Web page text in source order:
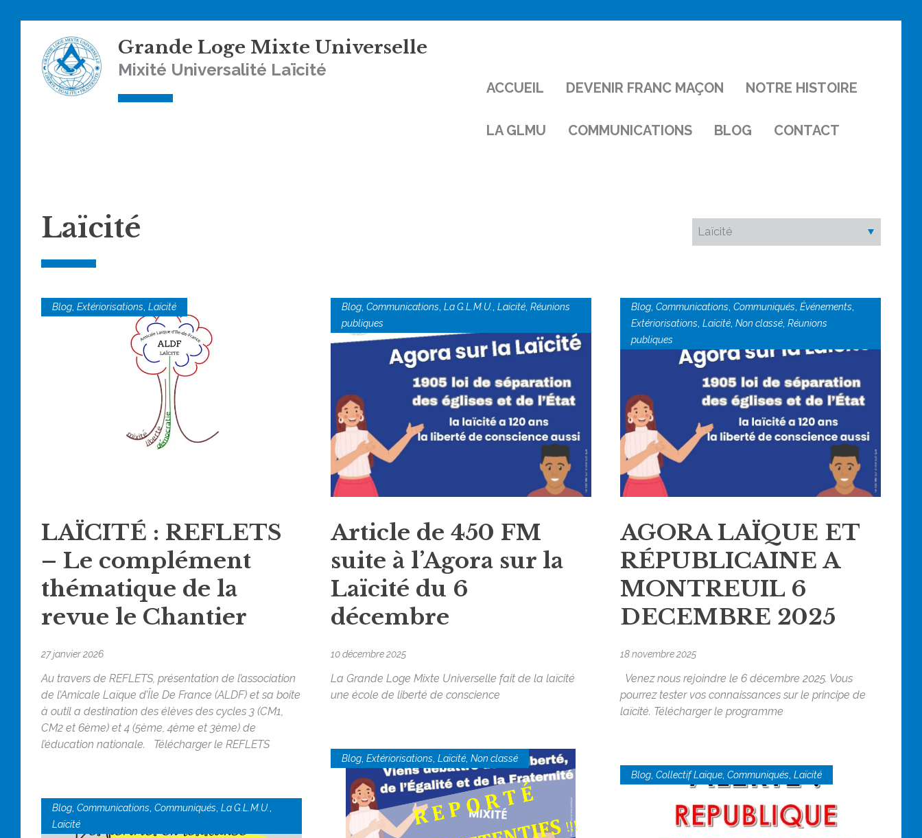
content
Grande Loge Mixte Universelle
Mixité Universalité Laïcité
ACCUEIL DEVENIR FRANC MAÇON NOTRE HISTOIRE
LA GLMU COMMUNICATIONS BLOG CONTACT
Laïcité
Blog, Extériorisations, Laïcité
LAÏCITÉ : REFLETS
– Le complément
thématique de la
revue le Chantier
27 janvier 2026
Au travers de REFLETS, présentation de l’association
de l’Amicale Laïque d’Île De France (ALDF) et sa boite
à outil a destination des élèves des cycles 3 (CM1,
CM2 et 6ème) et 4 (5ème, 4ème et 3ème) de
l’éducation nationale. Télécharger le REFLETS
Blog, Communications, La G.L.M.U., Laïcité, Réunions
publiques
Article de 450 FM
suite à l’Agora sur la
Laïcité du 6
décembre
10 décembre 2025
La Grande Loge Mixte Universelle fait de la laïcité
une école de liberté de conscience
Blog, Communications, Communiqués, Événements,
Extériorisations, Laïcité, Non classé, Réunions
publiques
AGORA LAÏQUE ET
RÉPUBLICAINE A
MONTREUIL 6
DECEMBRE 2025
18 novembre 2025
Venez nous rejoindre le 6 décembre 2025. Vous
pourrez tester vos connaissances sur le principe de
laïcité. Télécharger le programme
Blog, Extériorisations, Laïcité, Non classé
Blog, Collectif Laïque, Communiqués, Laïcité
Blog, Communications, Communiqués, La G.L.M.U.,
Laïcité